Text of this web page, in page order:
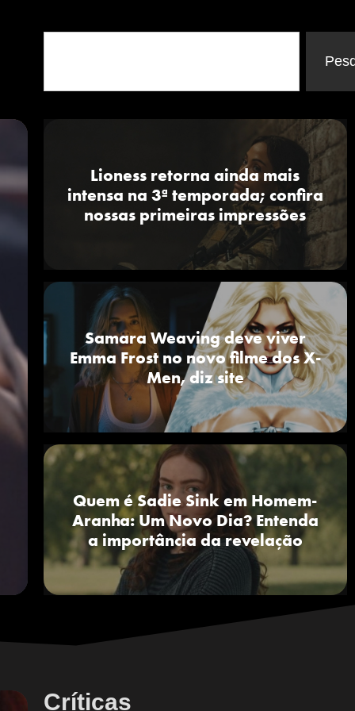
vez
Lioness retorna ainda mais
intensa na 3ª temporada; confira
nossas primeiras impressões
Samara Weaving deve viver
Emma Frost no novo filme dos X-
Men, diz site
Quem é Sadie Sink em Homem-
Aranha: Um Novo Dia? Entenda
a importância da revelação
Críticas